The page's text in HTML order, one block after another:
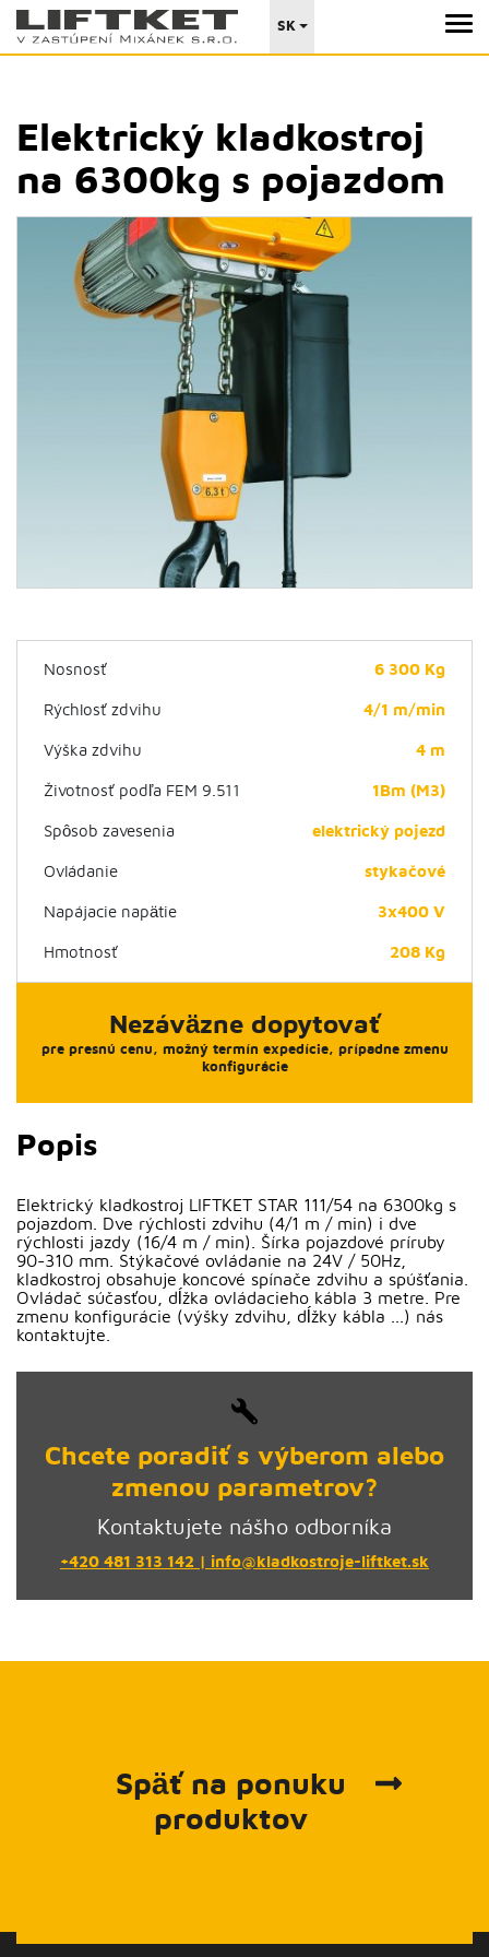
SK
Elektrický kladkostroj
na 6300kg s pojazdom
Nosnosť 6 300 Kg
Rýchlosť zdvihu 4/1 m/min
Výška zdvihu 4 m
Životnosť podľa FEM 9.511 1Bm (M3)
Spôsob zavesenia elektrický pojezd
Ovládanie stykačové
Napájacie napätie 3x400 V
Hmotnosť 208 Kg
Nezáväzne dopytovať
pre presnú cenu, možný termín expedície, prípadne zmenu
konfigurácie
Popis
Elektrický kladkostroj LIFTKET STAR 111/54 na 6300kg s
pojazdom. Dve rýchlosti zdvihu (4/1 m / min) i dve
rýchlosti jazdy (16/4 m / min). Šírka pojazdové príruby
90-310 mm. Stýkačové ovládanie na 24V / 50Hz,
kladkostroj obsahuje koncové spínače zdvihu a spúšťania.
Ovládač súčasťou, dĺžka ovládacieho kábla 3 metre. Pre
zmenu konfigurácie (výšky zdvihu, dĺžky kábla ...) nás
kontaktujte.
Chcete poradiť s výberom alebo
zmenou parametrov?
Kontaktujete nášho odborníka
+420 481 313 142 info@kladkostroje-liftket.sk
Späť na ponuku
produktov